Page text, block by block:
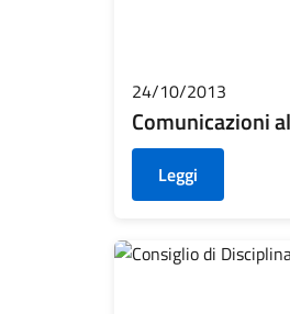
24/10/2013
Comunicazioni
Leggi